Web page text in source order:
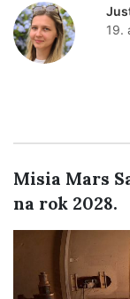
19.
Misia Mars
na rok 2028.